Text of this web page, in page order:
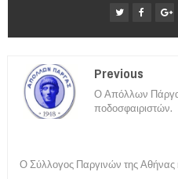
Previous
Ο Απόλλων
ποδοσφαιριστών.
Ο Σύλλογος Παργινών της Αθήνας